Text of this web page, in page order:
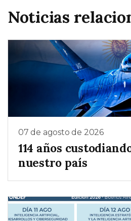
Noticias
07 de agosto de 2026
114 años
nuestro país